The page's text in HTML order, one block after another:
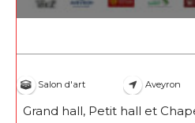
Salon d'art Aveyron
Grand hall, Petit hall et